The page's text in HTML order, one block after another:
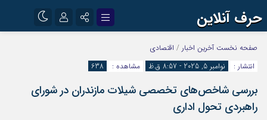
حرف آنلاین
اینستاگرام
آپارات
رمز عبور
صفحه نخست آخرین اخبار / اقتصادی
انتشار :
نوامبر 5, 2025 - 8:57 ق.ظ مشاهده : 638
بررسی شاخص‌های تخصصی شیلات مازندران در شورای
راهبردی تحول اداری